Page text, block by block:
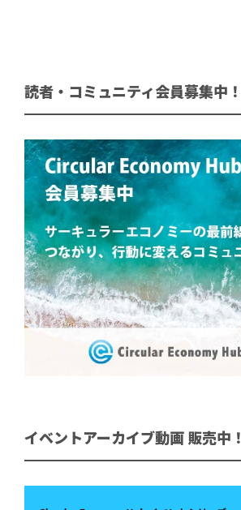
読者・コミュニティ会員募集中！
イベントアーカイブ動画 販売中！